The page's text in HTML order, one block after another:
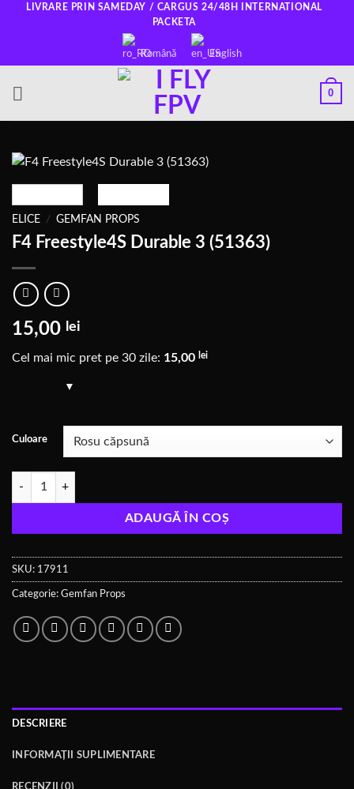
LIVRARE PRIN SAMEDAY / CARGUS 24/48H INTERNATIONAL
PACKETA
Română English
0
ELICE / GEMFAN PROPS
F4 Freestyle4S Durable 3 (51363)
15,00 lei
Cel mai mic pret pe 30 zile: 15,00 lei
Culoare
Cantitate F4 Freestyle4S Durable 3 (51363)
ADAUGĂ ÎN COȘ
SKU: 17911
Categorie: Gemfan Props
DESCRIERE
INFORMAȚII SUPLIMENTARE
RECENZII (0)